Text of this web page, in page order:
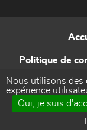
Politique de
Nous utilisons des
expérience
Oui, je suis